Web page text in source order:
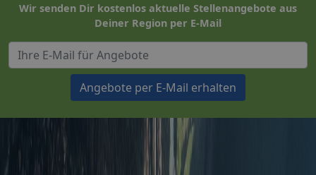
Wir senden Dir kostenlos aktuelle Stellenangebote aus
Deiner Region per E-Mail
Angebote per E-Mail erhalten